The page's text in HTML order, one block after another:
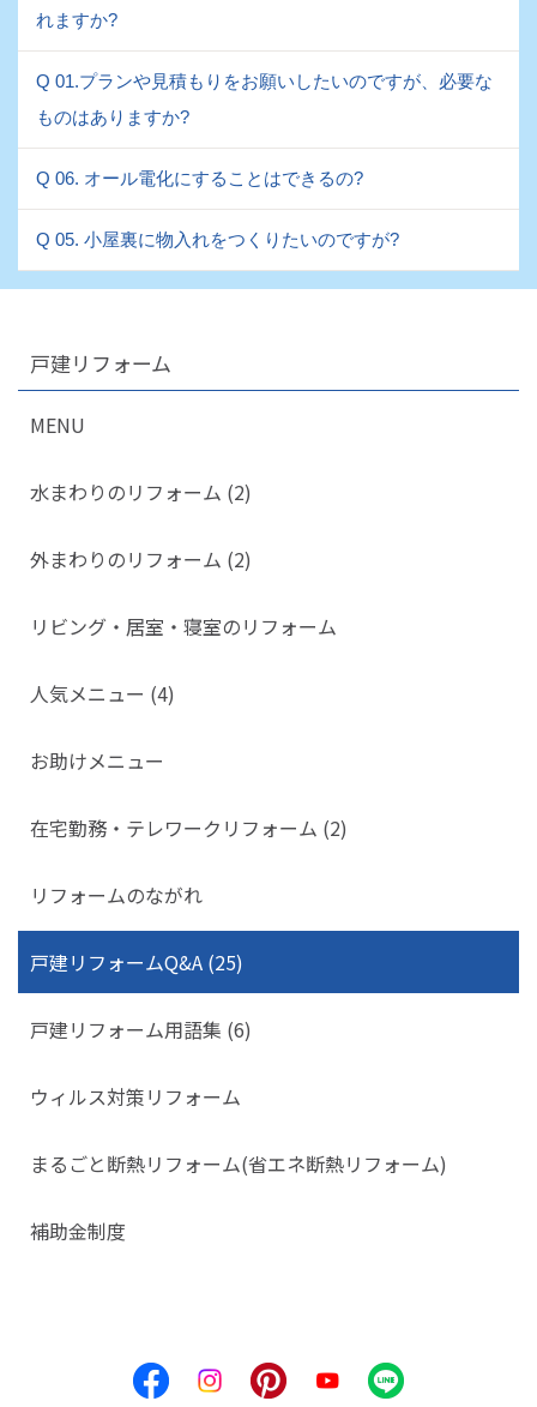
れますか?
Q 01.プランや見積もりをお願いしたいのですが、必要な
ものはありますか?
Q 06. オール電化にすることはできるの?
Q 05. 小屋裏に物入れをつくりたいのですが?
戸建リフォーム
MENU
水まわりのリフォーム (2)
外まわりのリフォーム (2)
リビング・居室・寝室のリフォーム
人気メニュー (4)
お助けメニュー
在宅勤務・テレワークリフォーム (2)
リフォームのながれ
戸建リフォームQ&A (25)
戸建リフォーム用語集 (6)
ウィルス対策リフォーム
まるごと断熱リフォーム(省エネ断熱リフォーム)
補助金制度